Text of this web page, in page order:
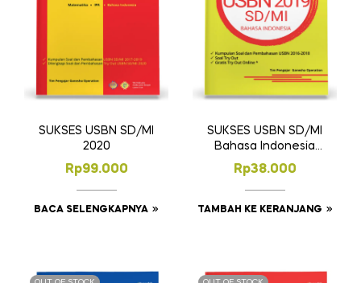
SUKSES USBN SD/MI
2020
Rp99.000
BACA SELENGKAPNYA
SUKSES USBN SD/MI
Bahasa Indonesia
Edisi 2019
Rp38.000
TAMBAH KE KERANJANG